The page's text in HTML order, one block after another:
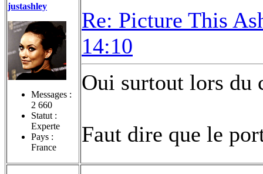
justashley
Messages :
2 660
Statut :
Experte
Pays :
France
Re: Picture This
14:10
Oui surtout lors du
Faut dire que le